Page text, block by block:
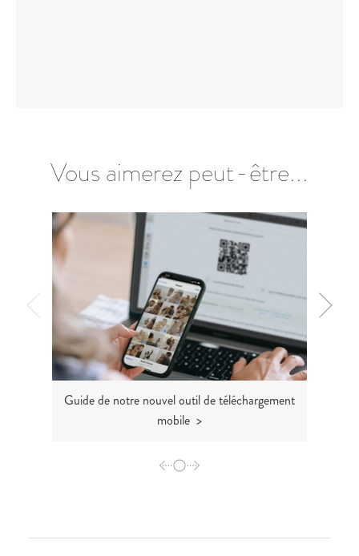
Vous aimerez peut-être...
Guide de notre nouvel outil de téléchargement
mobile >